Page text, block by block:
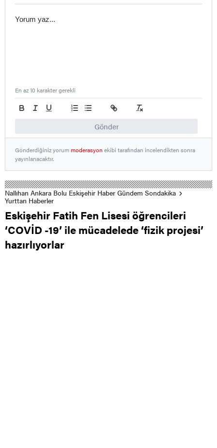
Gönder
En az 10 karakter gerekli
Gönderdiğiniz yorummoderasyon ekibi tarafından incelendikten sonra
yayınlanacaktır.
Nallıhan Ankara Bolu Eskişehir Haber Gündem Sondakika
Yurttan Haberler
Eskişehir Fatih Fen Lisesi öğrencileri
‘COVİD -19’ ile mücadelede ‘fizik projesi’
hazırlıyorlar